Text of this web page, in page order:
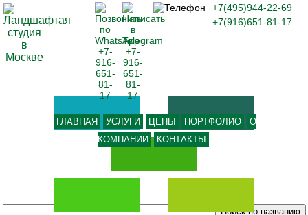
+7(495)944-22-69
+7(916)651-81-17
ГЛАВНАЯ УСЛУГИ ЦЕНЫ ПОРТФОЛИО
О
КОМПАНИИ
КОНТАКТЫ